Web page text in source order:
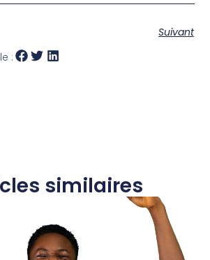
Suivant
:
similaires